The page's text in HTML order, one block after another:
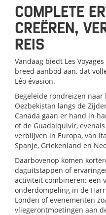
COMPLETE
CREËREN,
REIS
Vandaag biedt Les
breed aanbod aan, dat
Léo évasion.
Begeleide rondreizen naar
Oezbekistan langs de
Canada gaan er hand in
of de Guadalquivir,
verblijven in Europa, van
Spanje, Griekenland en
Daarbovenop komen
daguitstappen of
activiteit combineren: een
onderdompeling in de
Londen of evenementen
vliegerontmoetingen aan